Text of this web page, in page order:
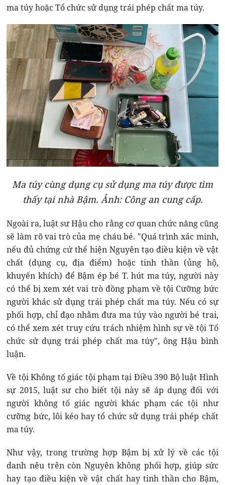
ma túy hoặc Tổ chức sử dụng trái phép chất ma túy.
Ma túy cùng dụng cụ sử dụng ma túy được tìm
thấy tại nhà Bậm. Ảnh: Công an cung cấp.
Ngoài ra, luật sư Hậu cho rằng cơ quan chức năng cũng
sẽ làm rõ vai trò của mẹ cháu bé. "Quá trình xác minh,
nếu đủ chứng cứ thể hiện Nguyên tạo điều kiện về vật
chất (dụng cụ, địa điểm) hoặc tinh thần (ủng hộ,
khuyến khích) để Bậm ép bé T. hút ma túy, người này
có thể bị xem xét vai trò đồng phạm về tội Cưỡng bức
người khác sử dụng trái phép chất ma túy. Nếu có sự
phối hợp, chỉ đạo nhằm đưa ma túy vào người bé trai,
có thể xem xét truy cứu trách nhiệm hình sự về tội Tổ
chức sử dụng trái phép chất ma túy", ông Hậu bình
luận.
Về tội Không tố giác tội phạm tại Điều 390 Bộ luật Hình
sự 2015, luật sư cho biết tội này sẽ áp dụng đối với
người không tố giác người khác phạm các tội như
cưỡng bức, lôi kéo hay tổ chức sử dụng trái phép chất
ma túy.
Như vậy, trong trường hợp Bậm bị xử lý về các tội
danh nêu trên còn Nguyên không phối hợp, giúp sức
hay tạo điều kiện về vật chất hay tinh thần cho Bậm,